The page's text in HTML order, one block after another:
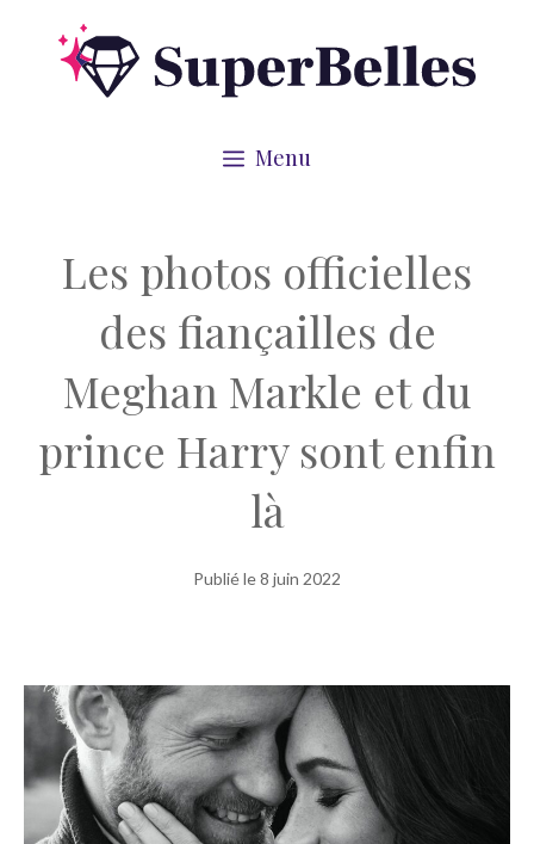
Menu
Les photos officielles
des fiançailles de
Meghan Markle et du
prince Harry sont enfin
là
Publié le8 juin 2022